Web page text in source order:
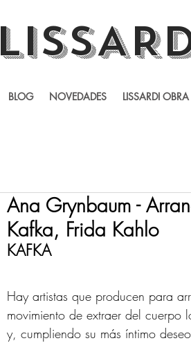
BLOG NOVEDADES LISSARDI OBRA
Ana Grynbaum -
Kafka, Frida Kahlo
KAFKA
Hay artistas que producen para
movimiento de extraer del cuerpo
y, cumpliendo su más íntimo